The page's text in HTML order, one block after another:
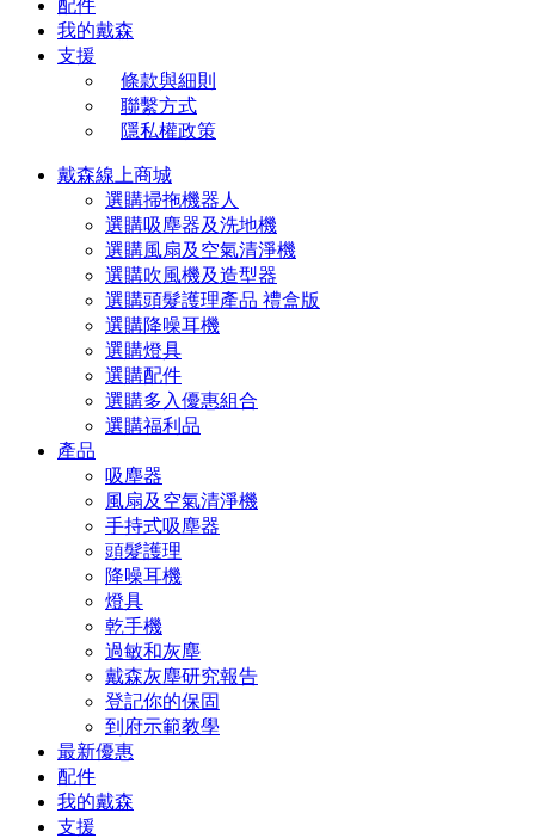
配件
我的戴森
支援
條款與細則
聯繫方式
隱私權政策
戴森線上商城
選購掃拖機器人
選購吸塵器及洗地機
選購風扇及空氣清淨機
選購吹風機及造型器
選購頭髮護理產品 禮盒版
選購降噪耳機
選購燈具
選購配件
選購多入優惠組合
選購福利品
產品
吸塵器
風扇及空氣清淨機
手持式吸塵器
頭髮護理
降噪耳機
燈具
乾手機
過敏和灰塵
戴森灰塵研究報告
登記你的保固
到府示範教學
最新優惠
配件
我的戴森
支援